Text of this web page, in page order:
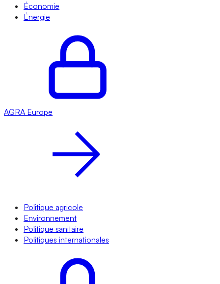
Économie
Énergie
AGRA Europe
Politique agricole
Environnement
Politique sanitaire
Politiques internationales